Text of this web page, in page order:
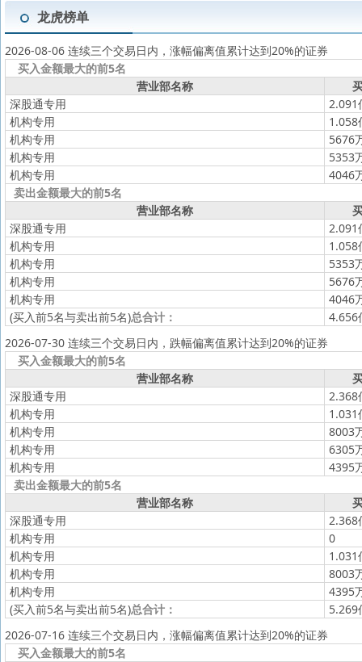
龙虎榜单
2026-08-06 连续三个交易日内，涨幅偏离值累计达到20%的证券
买入金额最大的前5名
营业部名称
深股通专用
2.091
机构专用
1.058
机构专用
5676
机构专用
5353
机构专用
4046
卖出金额最大的前5名
营业部名称
深股通专用
2.091
机构专用
1.058
机构专用
5353
机构专用
5676
机构专用
4046
(买入前5名与卖出前5名)总合计：
4.656
2026-07-30 连续三个交易日内，跌幅偏离值累计达到20%的证券
买入金额最大的前5名
营业部名称
深股通专用
2.368
机构专用
1.031
机构专用
8003
机构专用
6305
机构专用
4395
卖出金额最大的前5名
营业部名称
深股通专用
2.368
机构专用
0
机构专用
1.031
机构专用
8003
机构专用
4395
(买入前5名与卖出前5名)总合计：
5.269
2026-07-16 连续三个交易日内，涨幅偏离值累计达到20%的证券
买入金额最大的前5名